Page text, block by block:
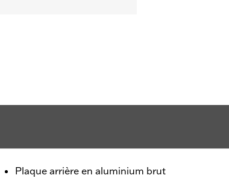
Plaque arrière en aluminium brut